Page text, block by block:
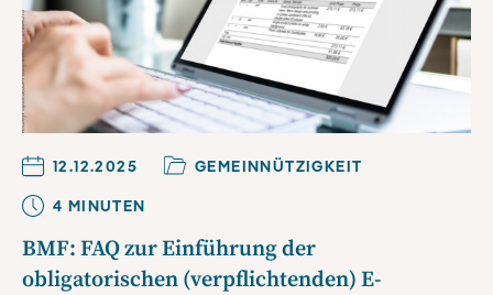
12.12.2025
GEMEINNÜTZIGKEIT
4 MINUTEN
BMF: FAQ zur Einführung der
obligatorischen (verpflichtenden) E-